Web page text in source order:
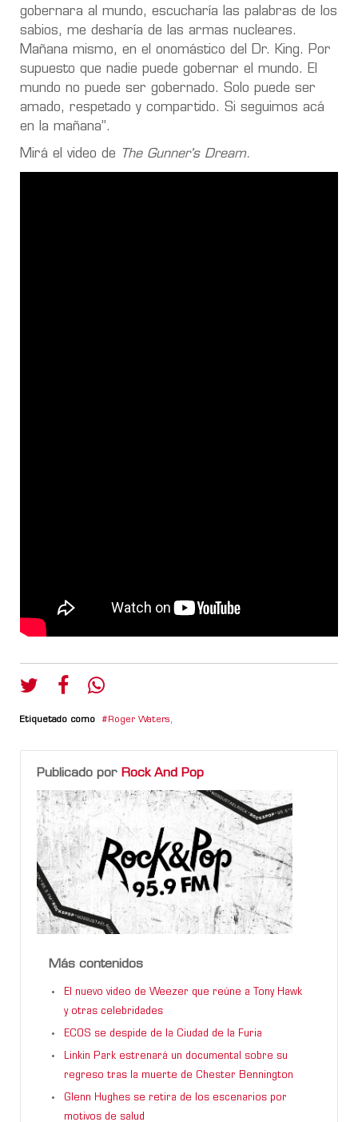
gobernara al mundo, escucharía las palabras de los
sabios, me desharía de las armas nucleares.
Mañana mismo, en el onomástico del Dr. King. Por
supuesto que nadie puede gobernar el mundo. El
mundo no puede ser gobernado. Solo puede ser
amado, respetado y compartido. Si seguimos acá
en la mañana”.
Mirá el video de The Gunner's Dream.
Etiquetado como Roger Waters,
Publicado por Rock And Pop
Más contenidos
El nuevo video de Weezer que reúne a Tony Hawk
y otras celebridades
ECOS se despide de la Ciudad de la Furia
Linkin Park estrenará un documental sobre su
regreso tras la muerte de Chester Bennington
Glenn Hughes se retira de los escenarios por
motivos de salud